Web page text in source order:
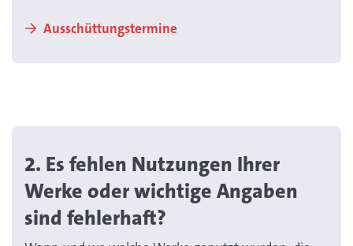
Ausschüttungstermine
2. Es fehlen Nutzungen Ihrer
Werke oder wichtige Angaben
sind fehlerhaft?